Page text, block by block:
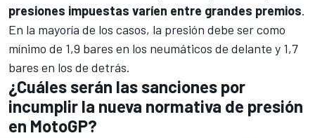
presiones impuestas varíen entre grandes premios.
En la mayoría de los casos, la presión debe ser como
mínimo de 1,9 bares en los neumáticos de delante y 1,7
bares en los de detrás.
¿Cuáles serán las sanciones por
incumplir la nueva normativa de presión
en MotoGP?